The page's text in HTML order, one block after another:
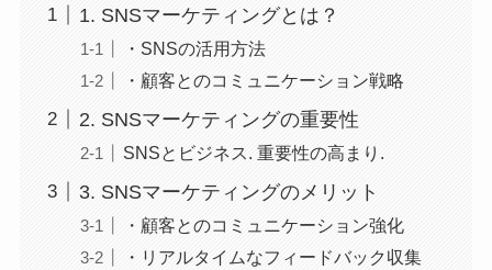
1. SNSマーケティングとは？
・SNSの活用方法
・顧客とのコミュニケーション戦略
2. SNSマーケティングの重要性
SNSとビジネス. 重要性の高まり.
3. SNSマーケティングのメリット
・顧客とのコミュニケーション強化
・リアルタイムなフィードバック収集